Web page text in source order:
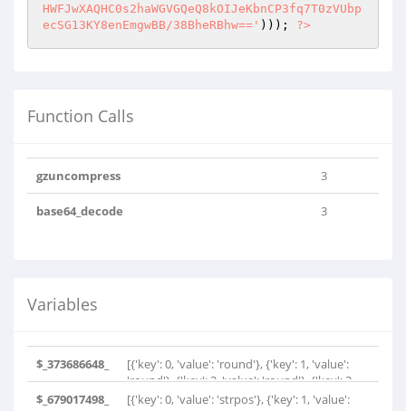
HWFJwXAQHC0s2haWGVGQeQ8kOIJeKbnCP3fq7T0zVUbp
ecSG13KY8enEmgwBB/38BheRBhw==' ))); ?>
Function Calls
gzuncompress 3
base64_decode 3
Variables
$_373686648_
[{'key': 0, 'value': 'round'}, {'key': 1, 'value':
'round'}, {'key': 2, 'value': 'round'}, {'key': 3,
'value': 'round'}, {'key': 4, 'value': 'round'},
$_679017498_
[{'key': 0, 'value': 'strpos'}, {'key': 1, 'value':